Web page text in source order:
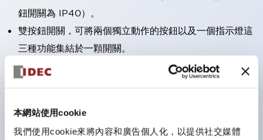
本網站使用cookie
我們使用cookie來將內容和廣告個人化，以提供社交媒體
鈕開關為 IP40）。
雙按鈕開關，可將兩個獨立動作的按鈕以及一個指示燈這
三種功能集結於一顆開關。
完整支援全球各地需求的多種電壓規格。
顏色。
支援色彩通用設計（CUD）：可清楚辨識正方平頭形指